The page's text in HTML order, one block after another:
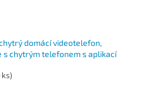
domácí videotelefon,
s chytrým telefonem s aplikací
ks)